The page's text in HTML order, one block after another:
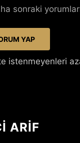
sonraki
istenmeyenleri
ARİF